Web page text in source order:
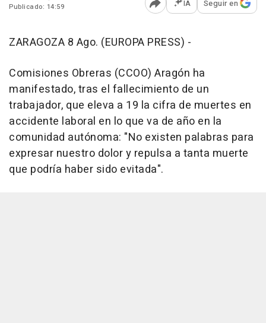
Publicado: 14:59
Abrir opciones para
IA Seguir en
ZARAGOZA 8 Ago. (EUROPA PRESS) -
Comisiones Obreras (CCOO) Aragón ha
manifestado, tras el fallecimiento de un
trabajador, que eleva a 19 la cifra de muertes en
accidente laboral en lo que va de año en la
comunidad autónoma: "No existen palabras para
expresar nuestro dolor y repulsa a tanta muerte
que podría haber sido evitada".